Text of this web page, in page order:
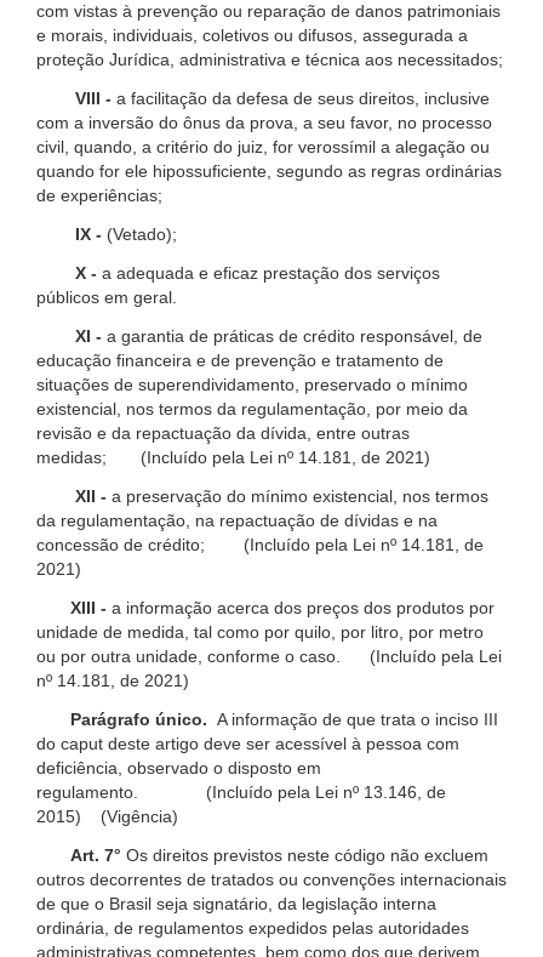
com vistas à prevenção ou reparação de danos patrimoniais
e morais, individuais, coletivos ou difusos, assegurada a
proteção Jurídica, administrativa e técnica aos necessitados;
VIII - a facilitação da defesa de seus direitos, inclusive
com a inversão do ônus da prova, a seu favor, no processo
civil, quando, a critério do juiz, for verossímil a alegação ou
quando for ele hipossuficiente, segundo as regras ordinárias
de experiências;
IX - (Vetado);
X - a adequada e eficaz prestação dos serviços
públicos em geral.
XI - a garantia de práticas de crédito responsável, de
educação financeira e de prevenção e tratamento de
situações de superendividamento, preservado o mínimo
existencial, nos termos da regulamentação, por meio da
revisão e da repactuação da dívida, entre outras
medidas; (Incluído pela Lei nº 14.181, de 2021)
XII - a preservação do mínimo existencial, nos termos
da regulamentação, na repactuação de dívidas e na
concessão de crédito; (Incluído pela Lei nº 14.181, de
2021)
XIII - a informação acerca dos preços dos produtos por
unidade de medida, tal como por quilo, por litro, por metro
ou por outra unidade, conforme o caso. (Incluído pela Lei
nº 14.181, de 2021)
Parágrafo único. A informação de que trata o inciso III
do caput deste artigo deve ser acessível à pessoa com
deficiência, observado o disposto em
regulamento. (Incluído pela Lei nº 13.146, de
2015) (Vigência)
Art. 7° Os direitos previstos neste código não excluem
outros decorrentes de tratados ou convenções internacionais
de que o Brasil seja signatário, da legislação interna
ordinária, de regulamentos expedidos pelas autoridades
administrativas competentes, bem como dos que derivem